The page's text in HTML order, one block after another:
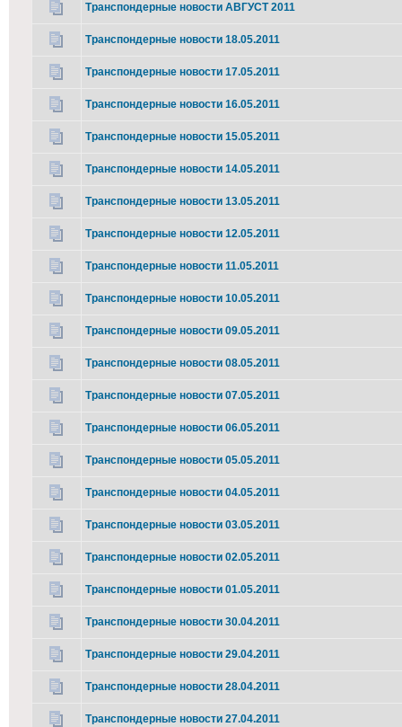
Транспондерные новости АВГУСТ 2011
Транспондерные новости 18.05.2011
Транспондерные новости 17.05.2011
Транспондерные новости 16.05.2011
Транспондерные новости 15.05.2011
Транспондерные новости 14.05.2011
Транспондерные новости 13.05.2011
Транспондерные новости 12.05.2011
Транспондерные новости 11.05.2011
Транспондерные новости 10.05.2011
Транспондерные новости 09.05.2011
Транспондерные новости 08.05.2011
Транспондерные новости 07.05.2011
Транспондерные новости 06.05.2011
Транспондерные новости 05.05.2011
Транспондерные новости 04.05.2011
Транспондерные новости 03.05.2011
Транспондерные новости 02.05.2011
Транспондерные новости 01.05.2011
Транспондерные новости 30.04.2011
Транспондерные новости 29.04.2011
Транспондерные новости 28.04.2011
Транспондерные новости 27.04.2011